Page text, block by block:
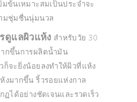
ข้นเหมาะสมเป็นประจำจะ
มชุ่มชื่นนุ่มนวล
ผิวแห้ง สำหรับวัย 30
กขึ้นการผลิตน้ำมัน
ก็จะยิ่งน้อยลงทำให้ผิวที่แห้ง
งมากขึ้น ริ้วรอยแห่งกาล
ฏได้อย่างชัดเจนและรวดเร็ว